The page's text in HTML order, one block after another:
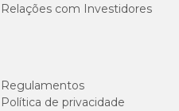
Relações com Investidores
Regulamentos
Política de privacidade